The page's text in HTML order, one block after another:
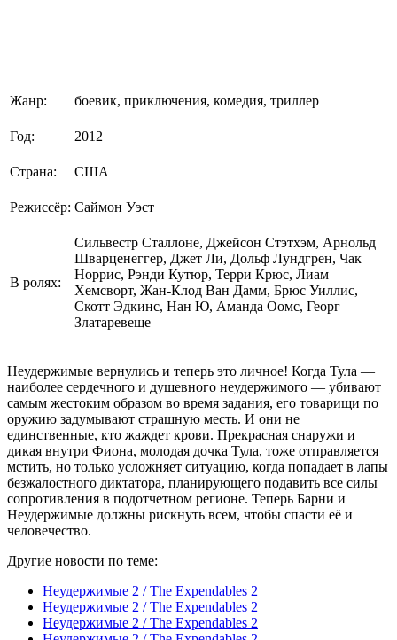
Жанр: боевик, приключения, комедия, триллер
Год: 2012
Страна: США
Режиссёр: Саймон Уэст
В ролях:
Сильвестр Сталлоне, Джейсон Стэтхэм, Арнольд
Шварценеггер, Джет Ли, Дольф Лундгрен, Чак
Норрис, Рэнди Кутюр, Терри Крюс, Лиам
Хемсворт, Жан-Клод Ван Дамм, Брюс Уиллис,
Скотт Эдкинс, Нан Ю, Аманда Оомс, Георг
Златаревеще
Неудержимые вернулись и теперь это личное! Когда Тула —
наиболее сердечного и душевного неудержимого — убивают
самым жестоким образом во время задания, его товарищи по
оружию задумывают страшную месть. И они не
единственные, кто жаждет крови. Прекрасная снаружи и
дикая внутри Фиона, молодая дочка Тула, тоже отправляется
мстить, но только усложняет ситуацию, когда попадает в лапы
безжалостного диктатора, планирующего подавить все силы
сопротивления в подотчетном регионе. Теперь Барни и
Неудержимые должны рискнуть всем, чтобы спасти её и
человечество.
Другие новости по теме:
Неудержимые 2 / The Expendables 2
Неудержимые 2 / The Expendables 2
Неудержимые 2 / The Expendables 2